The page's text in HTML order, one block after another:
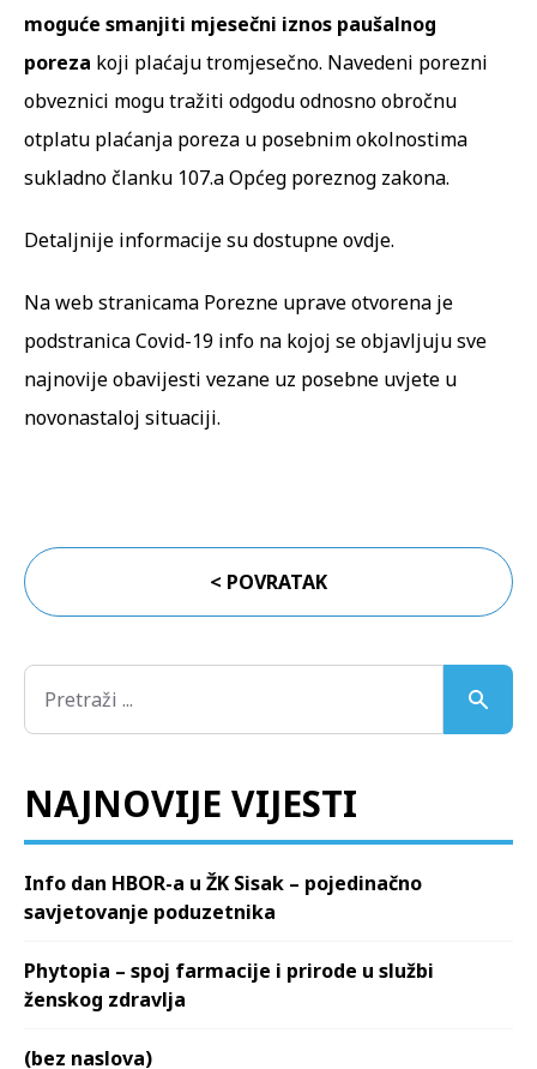
moguće smanjiti mjesečni iznos paušalnog
poreza koji plaćaju tromjesečno. Navedeni porezni
obveznici mogu tražiti odgodu odnosno obročnu
otplatu plaćanja poreza u posebnim okolnostima
sukladnočlanku 107.a Općeg poreznog zakona.
Detaljnije informacije su dostupneovdje.
Na web stranicama Porezne uprave otvorena je
podstranicaCovid-19 info na kojoj se objavljuju sve
najnovije obavijesti vezane uz posebne uvjete u
novonastaloj situaciji.
< POVRATAK
NAJNOVIJE VIJESTI
Info dan HBOR-a u ŽK Sisak – pojedinačno
savjetovanje poduzetnika
Phytopia – spoj farmacije i prirode u službi
ženskog zdravlja
(bez naslova)